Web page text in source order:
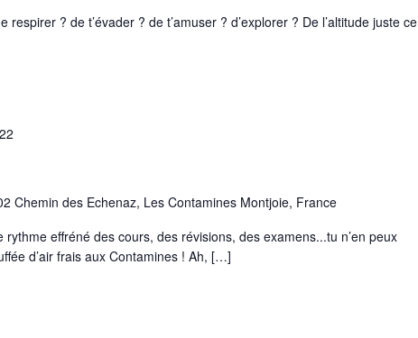
t’évader ? de t’amuser ? d’explorer ? De l’altitude juste ce
Chemin des Echenaz, Les Contamines Montjoie, France
des cours, des révisions, des examens...tu n’en peux
d’air frais aux Contamines ! Ah, […]